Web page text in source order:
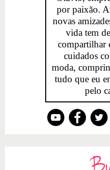
por paixão.
novas
vida tem
compartilhar
cuidados
moda,
tudo que eu
pelo